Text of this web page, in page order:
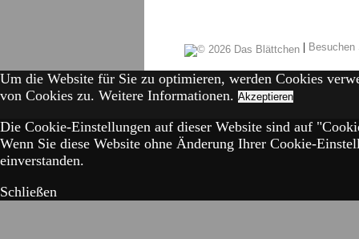
|
Um die Website für Sie zu optimieren, werden Cookies
von Cookies zu. Weitere Informationen. Akzeptieren
Die Cookie-Einstellungen auf dieser Website sind auf
Wenn Sie diese Website ohne Änderung Ihrer Cookie-
einverstanden.
Schließen